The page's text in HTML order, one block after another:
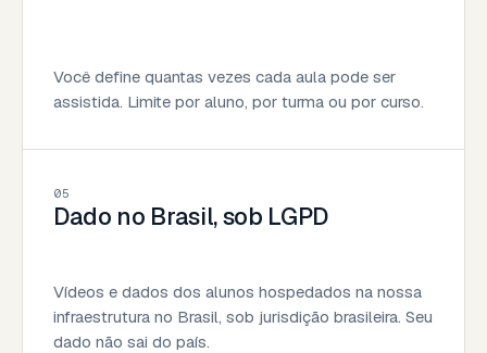
Você define quantas vezes cada aula pode ser
assistida. Limite por aluno, por turma ou por curso.
05
Dado no Brasil, sob LGPD
Vídeos e dados dos alunos hospedados na nossa
infraestrutura no Brasil, sob jurisdição brasileira. Seu
dado não sai do país.